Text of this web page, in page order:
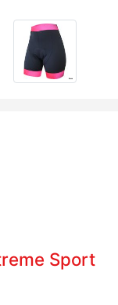
Sport